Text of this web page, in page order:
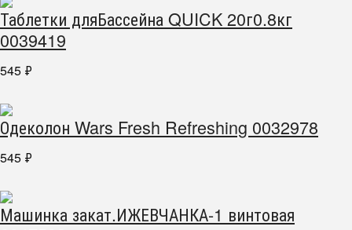
Таблетки дляБассейна QUICK 20г0.8кг
0039419
545 ₽
Одеколон Wars Fresh Refreshing 0032978
545 ₽
Машинка закат.ИЖЕВЧАНКА-1 винтовая